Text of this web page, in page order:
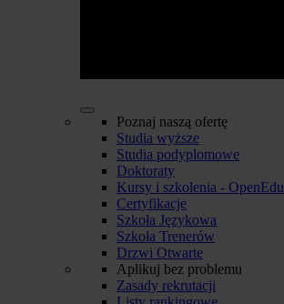
Poznaj naszą ofertę
Studia wyższe
Studia podyplomowe
Doktoraty
Kursy i szkolenia - OpenEdu
Certyfikacje
Szkoła Językowa
Szkoła Trenerów
Drzwi Otwarte
Aplikuj bez problemu
Zasady rekrutacji